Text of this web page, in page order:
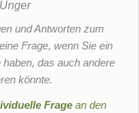
und Antworten zum
Frage, wenn Sie ein
das auch andere
könnte.
Frage an den